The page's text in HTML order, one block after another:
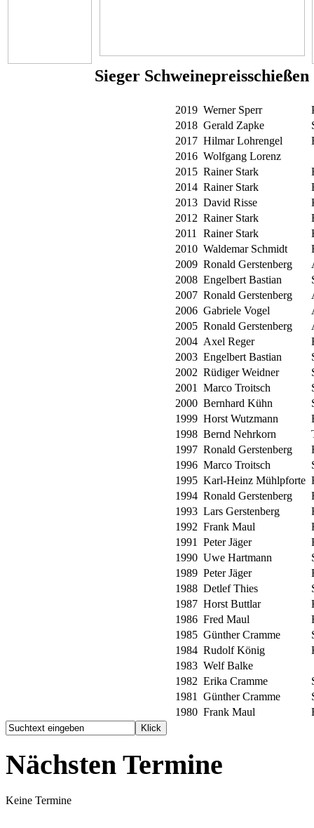
Sieger Schweinepreisschießen
2019 Werner Sperr
2018 Gerald Zapke
2017 Hilmar Lohrengel
2016 Wolfgang Lorenz
2015 Rainer Stark
2014 Rainer Stark
2013 David Risse
2012 Rainer Stark
2011
Rainer Stark
2010 Waldemar Schmidt
2009 Ronald Gerstenberg
2008 Engelbert Bastian
2007 Ronald Gerstenberg
2006 Gabriele Vogel
2005 Ronald Gerstenberg
2004 Axel Reger
2003 Engelbert Bastian
2002 Rüdiger Weidner
2001
Marco Troitsch
2000 Bernhard Kühn
1999 Horst Wutzmann
1998 Bernd Nehrkorn
1997 Ronald Gerstenberg
1996 Marco Troitsch
1995 Karl-Heinz Mühlpforte
1994 Ronald Gerstenberg
1993 Lars Gerstenberg
1992 Frank Maul
1991
Peter Jäger
1990 Uwe Hartmann
1989 Peter Jäger
1988 Detlef Thies
1987 Horst Buttlar
1986 Fred Maul
1985 Günther Cramme
1984 Rudolf König
1983 Welf Balke
1982 Erika Cramme
1981
Günther Cramme
1980 Frank Maul
Nächsten Termine
Keine Termine